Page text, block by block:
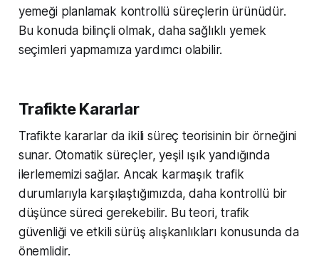
yemeği planlamak kontrollü süreçlerin ürünüdür.
Bu konuda bilinçli olmak, daha sağlıklı yemek
seçimleri yapmamıza yardımcı olabilir.
Trafikte Kararlar
Trafikte kararlar da ikili süreç teorisinin bir örneğini
sunar. Otomatik süreçler, yeşil ışık yandığında
ilerlememizi sağlar. Ancak karmaşık trafik
durumlarıyla karşılaştığımızda, daha kontrollü bir
düşünce süreci gerekebilir. Bu teori, trafik
güvenliği ve etkili sürüş alışkanlıkları konusunda da
önemlidir.